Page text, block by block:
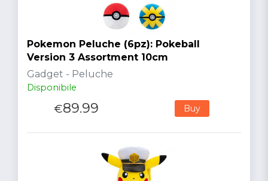
Pokemon Peluche (6pz): Pokeball
Version 3 Assortment 10cm
Gadget - Peluche
Disponibile
€89.99 Buy